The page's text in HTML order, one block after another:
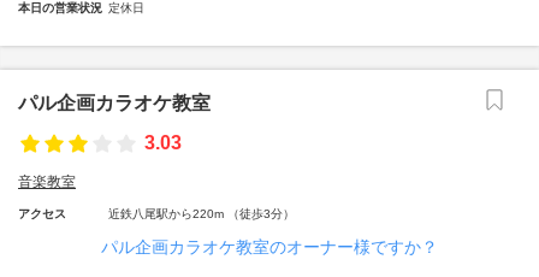
本日の営業状況 定休日
パル企画カラオケ教室
3.03
音楽教室
アクセス 近鉄八尾駅から220m （徒歩3分）
パル企画カラオケ教室のオーナー様ですか？